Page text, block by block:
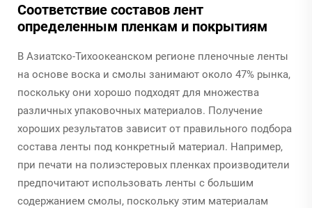
Соответствие составов лент
определенным пленкам и покрытиям
В Азиатско-Тихоокеанском регионе пленочные ленты
на основе воска и смолы занимают около 47% рынка,
поскольку они хорошо подходят для множества
различных упаковочных материалов. Получение
хороших результатов зависит от правильного подбора
состава ленты под конкретный материал. Например,
при печати на полиэстеровых пленках производители
предпочитают использовать ленты с большим
содержанием смолы, поскольку этим материалам